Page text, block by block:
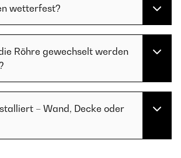
wetterfest?
Röhre gewechselt werden
– Wand, Decke oder